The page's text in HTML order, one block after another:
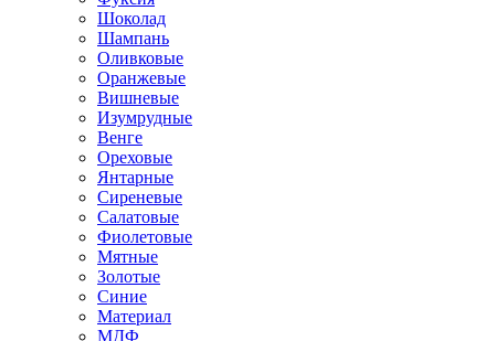
Шоколад
Шампань
Оливковые
Оранжевые
Вишневые
Изумрудные
Венге
Ореховые
Янтарные
Сиреневые
Салатовые
Фиолетовые
Мятные
Золотые
Синие
Материал
МДФ